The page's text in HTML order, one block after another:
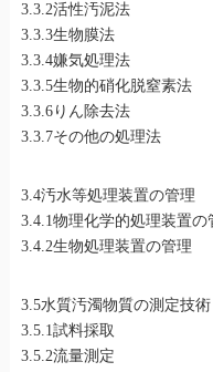
3.3.2活性汚泥法
3.3.3生物膜法
3.3.4嫌気処理法
3.3.5生物的硝化脱窒素法
3.3.6りん除去法
3.3.7その他の処理法
3.4汚水等処理装置の管理
3.4.1物理化学的処理装置の
3.4.2生物処理装置の管理
3.5水質汚濁物質の測定技術
3.5.1試料採取
3.5.2流量測定